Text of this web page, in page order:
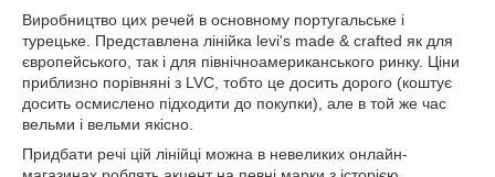
Виробництво цих речей в основному португальське і
турецьке. Представлена лінійка levi's made & crafted як для
європейського, так і для північноамериканського ринку. Ціни
приблизно порівняні з LVC, тобто це досить дорого (коштує
досить осмислено підходити до покупки), але в той же час
вельми і вельми якісно.
Придбати речі цій лінійці можна в невеликих онлайн-